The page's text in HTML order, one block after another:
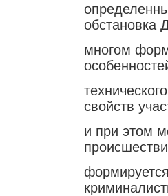
обстановка
многом
свойств
и при этом